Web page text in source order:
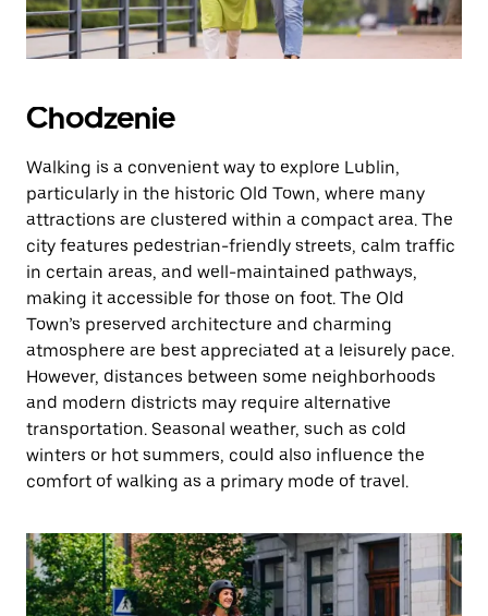
Chodzenie
Walking is a convenient way to explore Lublin,
particularly in the historic Old Town, where many
attractions are clustered within a compact area. The
city features pedestrian-friendly streets, calm traffic
in certain areas, and well-maintained pathways,
making it accessible for those on foot. The Old
Town’s preserved architecture and charming
atmosphere are best appreciated at a leisurely pace.
However, distances between some neighborhoods
and modern districts may require alternative
transportation. Seasonal weather, such as cold
winters or hot summers, could also influence the
comfort of walking as a primary mode of travel.